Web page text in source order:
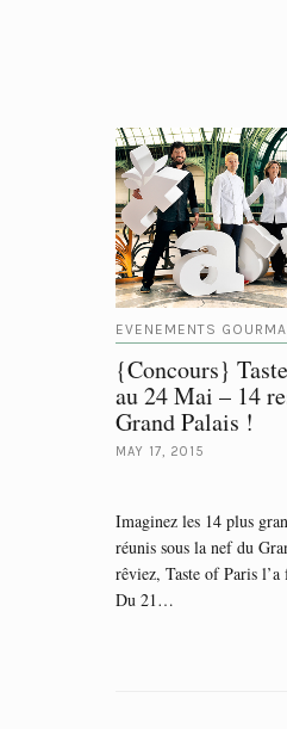
EVENEMENTS
{Concours}
au 24 Mai – 14
Grand Palais !
MAY 17, 2015
Imaginez les 14 plus
réunis sous la nef du
rêviez, Taste of Paris
Du 21…